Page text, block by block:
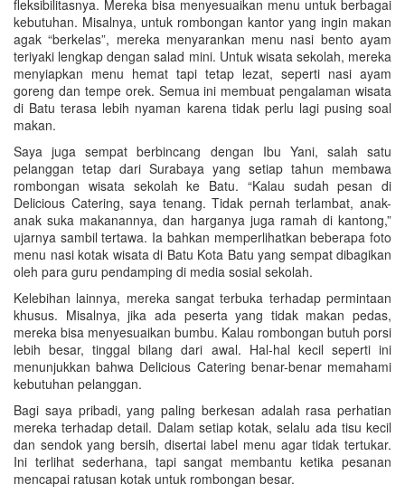
fleksibilitasnya. Mereka bisa menyesuaikan menu untuk berbagai
kebutuhan. Misalnya, untuk rombongan kantor yang ingin makan
agak “berkelas”, mereka menyarankan menu nasi bento ayam
teriyaki lengkap dengan salad mini. Untuk wisata sekolah, mereka
menyiapkan menu hemat tapi tetap lezat, seperti nasi ayam
goreng dan tempe orek. Semua ini membuat pengalaman wisata
di Batu terasa lebih nyaman karena tidak perlu lagi pusing soal
makan.
Saya juga sempat berbincang dengan Ibu Yani, salah satu
pelanggan tetap dari Surabaya yang setiap tahun membawa
rombongan wisata sekolah ke Batu. “Kalau sudah pesan di
Delicious Catering, saya tenang. Tidak pernah terlambat, anak-
anak suka makanannya, dan harganya juga ramah di kantong,”
ujarnya sambil tertawa. Ia bahkan memperlihatkan beberapa foto
menu nasi kotak wisata di Batu Kota Batu yang sempat dibagikan
oleh para guru pendamping di media sosial sekolah.
Kelebihan lainnya, mereka sangat terbuka terhadap permintaan
khusus. Misalnya, jika ada peserta yang tidak makan pedas,
mereka bisa menyesuaikan bumbu. Kalau rombongan butuh porsi
lebih besar, tinggal bilang dari awal. Hal-hal kecil seperti ini
menunjukkan bahwa Delicious Catering benar-benar memahami
kebutuhan pelanggan.
Bagi saya pribadi, yang paling berkesan adalah rasa perhatian
mereka terhadap detail. Dalam setiap kotak, selalu ada tisu kecil
dan sendok yang bersih, disertai label menu agar tidak tertukar.
Ini terlihat sederhana, tapi sangat membantu ketika pesanan
mencapai ratusan kotak untuk rombongan besar.